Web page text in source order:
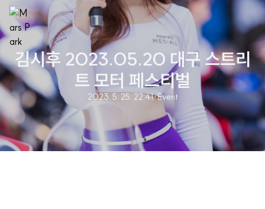
김시후 2023.05.20 대구 스트리
트 모터 페스티벌
2023. 5. 25. 22:41·Event